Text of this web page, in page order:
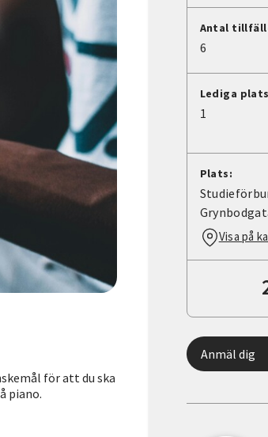
för att du ska
piano.
Antal
6
Lediga
1
Plats:
Visa på
Anmäl dig